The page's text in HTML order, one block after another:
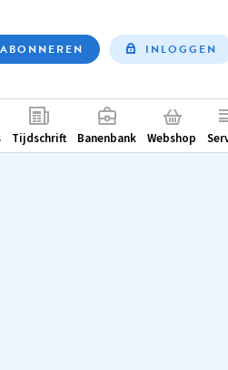
ABONNEREN INLOGGEN
Tijdschrift Banenbank Webshop